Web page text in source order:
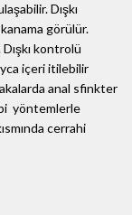
Dışkı
görülür.
kontrolü
içeri itilebilir
anal sfinkter
yöntemlerle
cerrahi